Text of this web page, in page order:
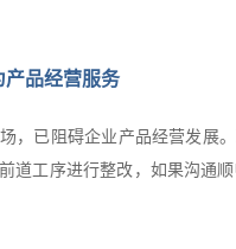
产品经营服务
，已阻碍企业产品经营发展
道工序进行整改，如果沟通